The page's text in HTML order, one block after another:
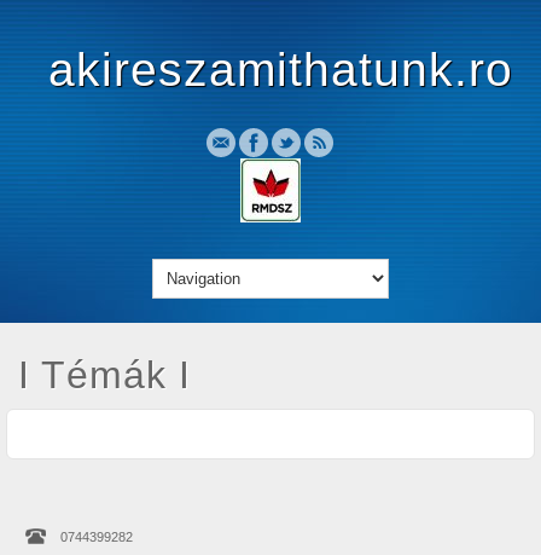
akireszamithatunk.ro
I Témák I
0744399282